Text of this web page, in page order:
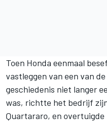
Toen Honda eenmaal
vastleggen van een van
geschiedenis niet langer
was, richtte het bedrijf
Quartararo, en